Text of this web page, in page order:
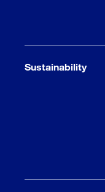
Sustainability